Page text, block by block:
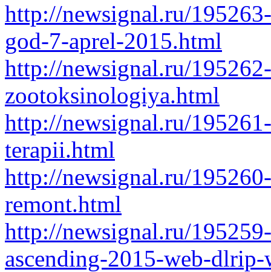
http://newsignal.ru/
god-7-aprel-2015.html
http://newsignal.ru/
zootoksinologiya.html
http://newsignal.ru/
terapii.html
http://newsignal.ru/
remont.html
http://newsignal.ru/
ascending-2015-web-